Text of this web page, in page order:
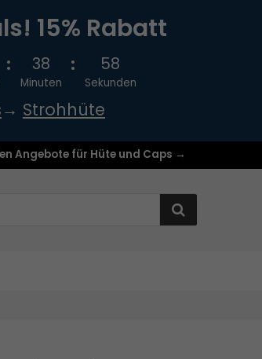
15% Rabatt
38
Minuten
58
Sekunden
→ Strohhüte
Angebote für Hüte und Caps →